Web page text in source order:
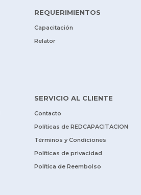
REQUERIMIENTOS
Capacitación
Relator
SERVICIO AL CLIENTE
Contacto
Políticas de REDCAPACITACION
Términos y Condiciones
Políticas de privacidad
Política de Reembolso